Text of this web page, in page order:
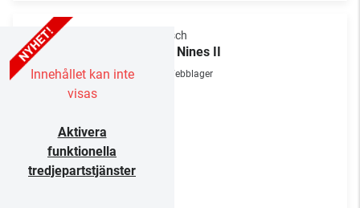
Innehållet kan inte
visas
Aktivera
funktionella
tredjepartstjänster
Klipsch
The Nines II
Webblager